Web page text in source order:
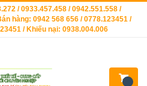
/ 0933.457.458 / 0942.551.558 /
hàng: 0942 568 656 / 0778.123451 /
/ Khiếu nại: 0938.004.006